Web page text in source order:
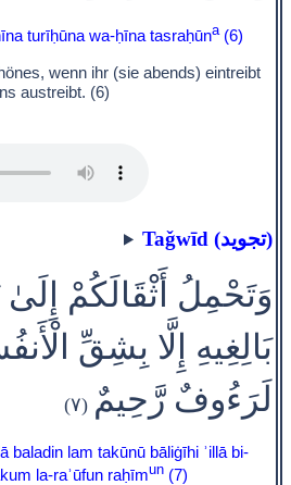
turīḥūna wa-ḥīna tasraḥūna(6)
wenn ihr (sie abends) eintreibt
austreibt. (6)
Taǧwīd (تجويد)
وَتَحْمِلُ أَثْقَالَكُمْ إِلَىٰ
بَالِغِيهِ إِلَّا بِشِقِّ
لَرَءُوفٌ رَّحِيمٌ (٧)
baladin lam takūnū bāliġīhi ʾillā bi-
la-raʾūfun raḥīmun (7)